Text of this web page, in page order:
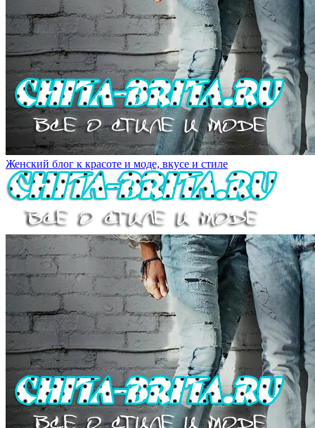
Женский блог к красоте и моде, вкусе и стиле